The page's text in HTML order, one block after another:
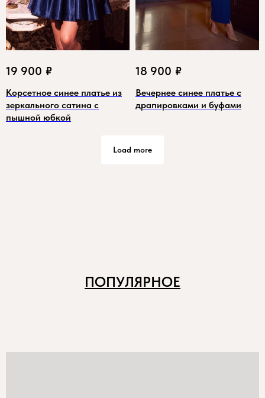
19 900 ₽
Корсетное синее платье из
зеркального сатина с
пышной юбкой
18 900 ₽
Вечернее синее платье с
драпировками и буфами
Load more
ПОПУЛЯРНОЕ